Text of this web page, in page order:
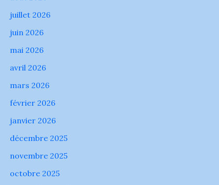
juillet 2026
juin 2026
mai 2026
avril 2026
mars 2026
février 2026
janvier 2026
décembre 2025
novembre 2025
octobre 2025